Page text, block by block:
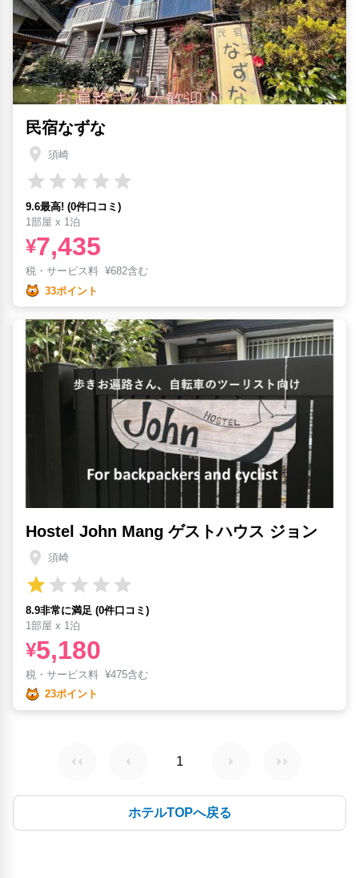
民宿なずな
須崎
9.6最高! (0件口コミ)
1部屋 x 1泊
¥7,435
税・サービス料 ¥682含む
33ポイント
Hostel John Mang ゲストハウス ジョン
須崎
8.9非常に満足 (0件口コミ)
1部屋 x 1泊
¥5,180
税・サービス料 ¥475含む
23ポイント
1
ホテルTOPへ戻る